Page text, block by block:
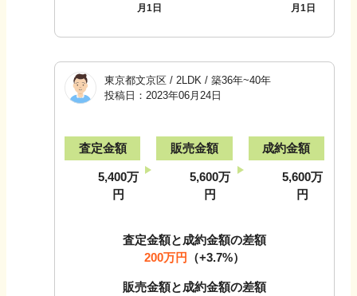
月1日
月1日
東京都文京区 / 2LDK / 築36年~40年
投稿日： 2023年06月24日
査定金額
5,400万
円
販売金額
5,600万
円
成約金額
5,600万
円
査定金額と成約金額の差額
200万円
（+3.7%）
販売金額と成約金額の差額